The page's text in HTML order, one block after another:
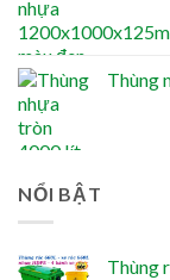
Thùng
NỔI BẬT
Thùng